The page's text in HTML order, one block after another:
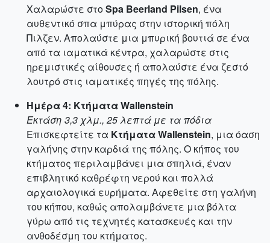
Χαλαρώστε στοSpa Beerland Pilsen, ένα
αυθεντικό σπα μπύρας στην ιστορική πόλη
Πιλζεν. Απολαύστε μια μπυρική βουτιά σε ένα
από τα ιαματικά κέντρα, χαλαρώστε στις
ηρεμιστικές αίθουσες ή απολαύστε ένα ζεστό
λουτρό στις ιαματικές πηγές της πόλης.
Ημέρα 4: Κτήματα Wallenstein
Εκτάση 3,3 χλμ., 25 λεπτά με τα πόδια
Επισκεφτείτε τα Κτήματα Wallenstein, μια όαση
γαλήνης στην καρδιά της πόλης. Ο κήπος του
κτήματος περιλαμβάνει μια σπηλιά, έναν
επιβλητικό καθρέφτη νερού και πολλά
αρχαιολογικά ευρήματα. Αφεθείτε στη γαλήνη
του κήπου, καθώς απολαμβάνετε μια βόλτα
γύρω από τις τεχνητές κατασκευές και την
ανθοδέσμη του κτήματος.